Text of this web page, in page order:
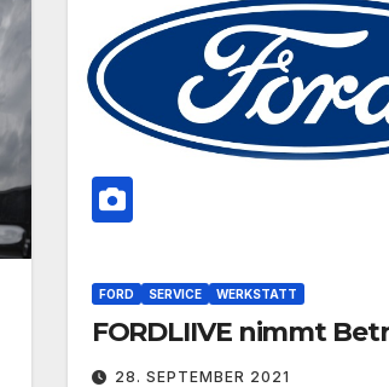
FORD SERVICE WERKSTATT
FORDLIIVE nimmt
28. SEPTEMBER 2021